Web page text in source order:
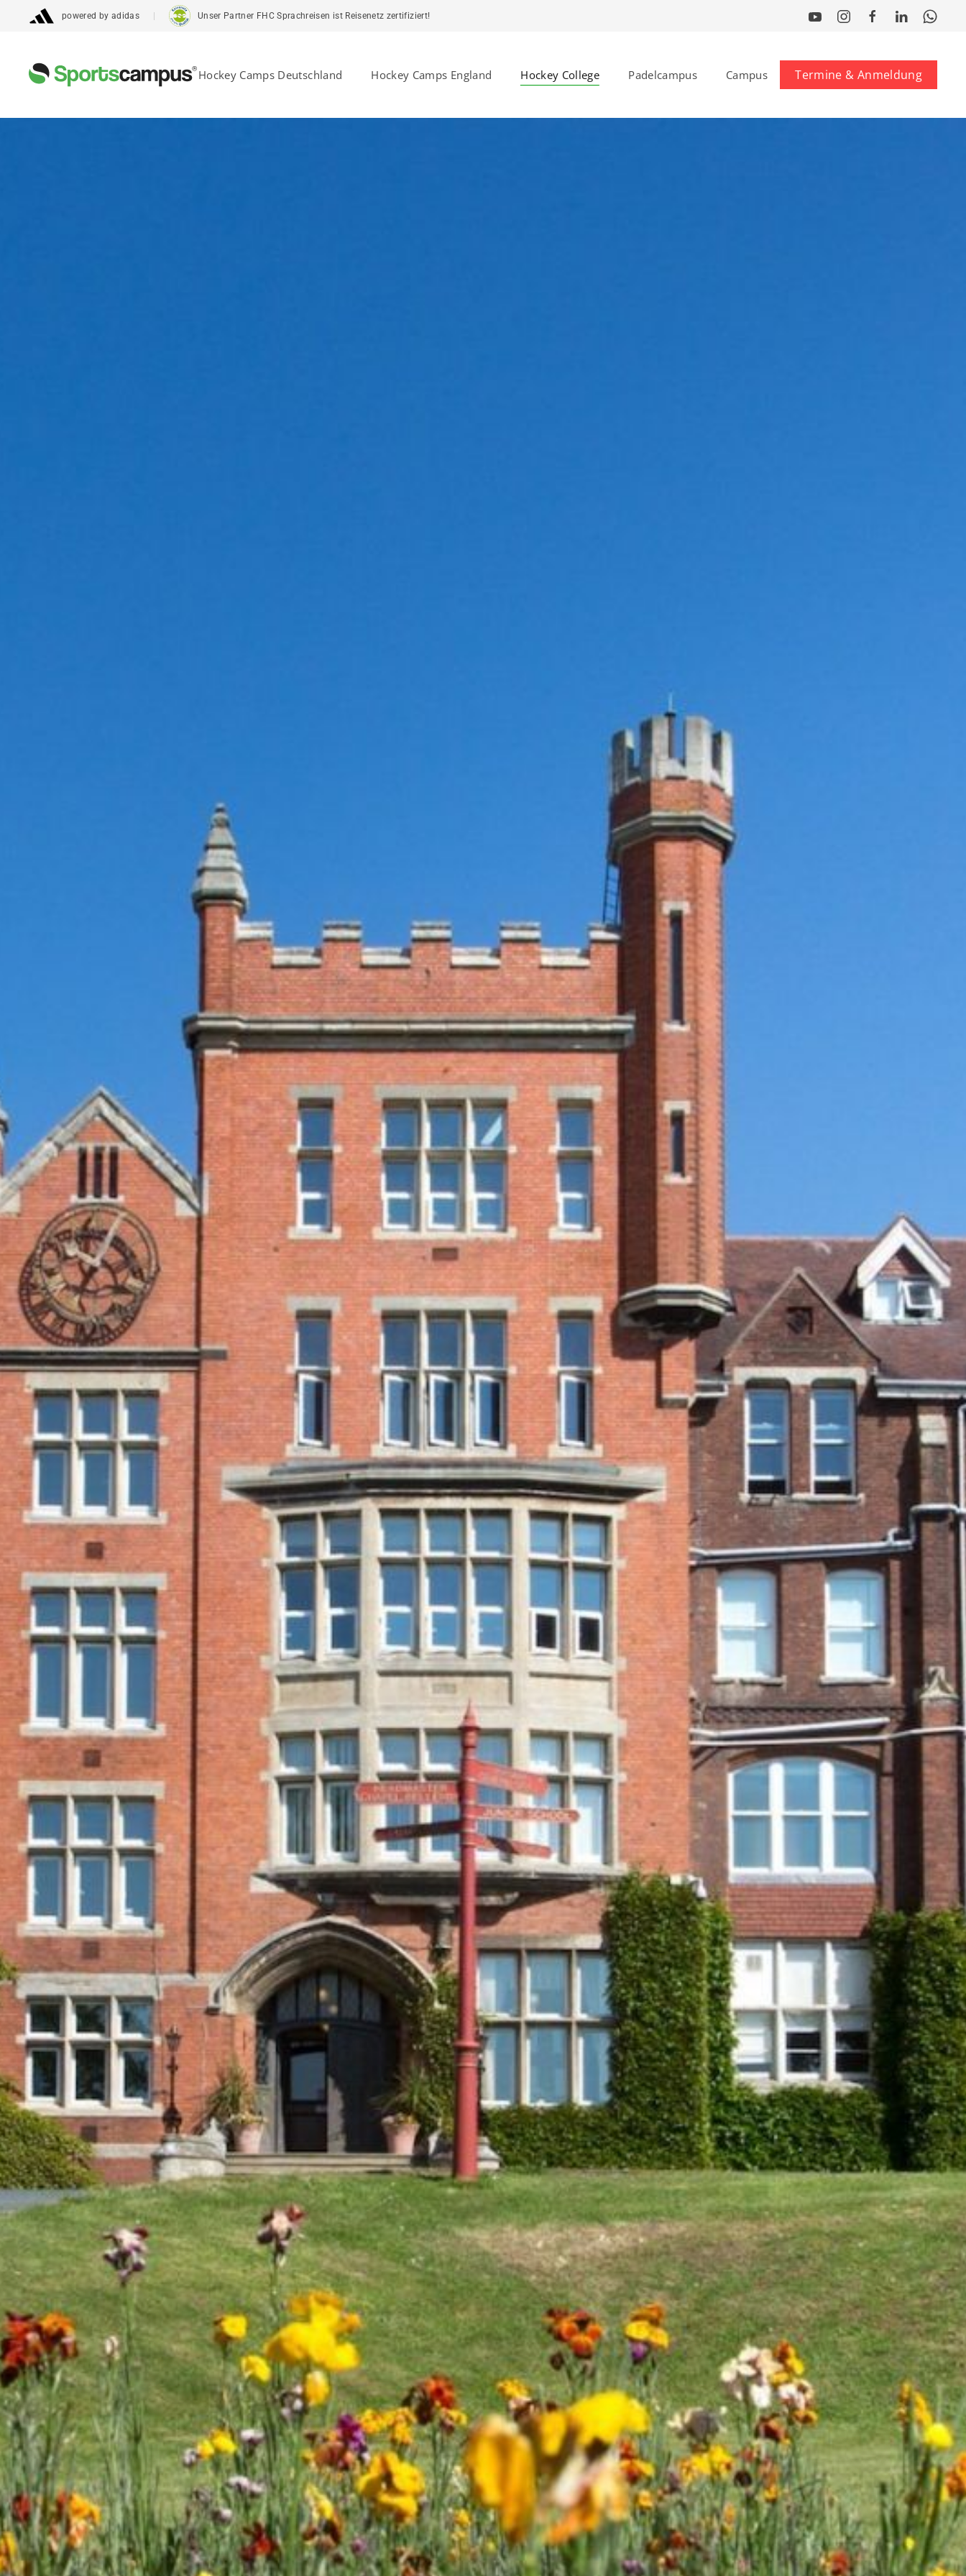
powered by adidas Unser Partner FHC Sprachreisen ist Reisenetz zertifiziert!
Hockey Camps Deutschland Hockey Camps England Hockey College Padelcampus Campus Termine & Anmeldung